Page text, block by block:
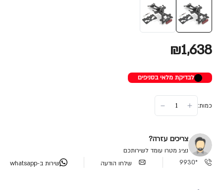
₪1,638
לבדיקת מלאי בסניפים
כמות:
צריכים עזרה?
נציג מטרו עומד לשירותכם
*9930
שלחו הודעה שירות ב-whatsapp